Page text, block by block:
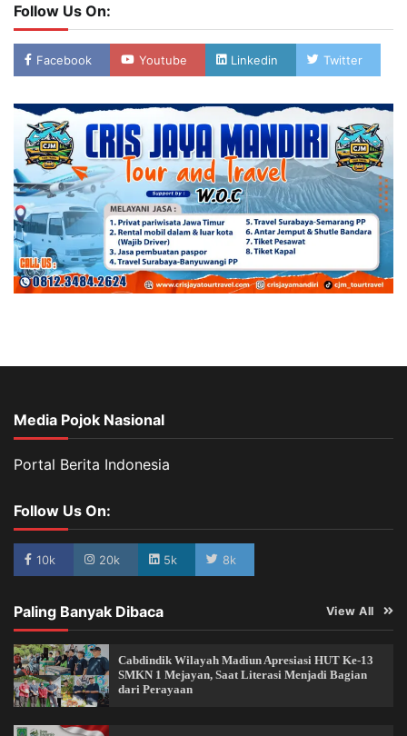
Follow Us On:
Facebook Youtube Linkedin Twitter
Media Pojok Nasional
Portal Berita Indonesia
Follow Us On:
10k 20k 5k 8k
Paling Banyak Dibaca View All
Cabdindik Wilayah Madiun Apresiasi HUT Ke-13
SMKN 1 Mejayan, Saat Literasi Menjadi Bagian
dari Perayaan